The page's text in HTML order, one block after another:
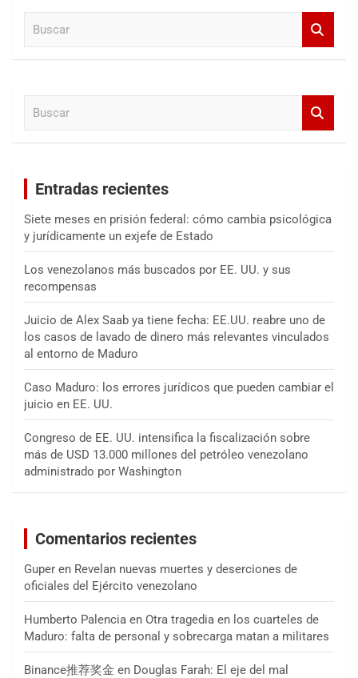
Entradas recientes
Siete meses en prisión federal: cómo cambia psicológica
y jurídicamente un exjefe de Estado
Los venezolanos más buscados por EE. UU. y sus
recompensas
Juicio de Alex Saab ya tiene fecha: EE.UU. reabre uno de
los casos de lavado de dinero más relevantes vinculados
al entorno de Maduro
Caso Maduro: los errores jurídicos que pueden cambiar el
juicio en EE. UU.
Congreso de EE. UU. intensifica la fiscalización sobre
más de USD 13.000 millones del petróleo venezolano
administrado por Washington
Comentarios recientes
Guper en Revelan nuevas muertes y deserciones de
oficiales del Ejército venezolano
Humberto Palencia en Otra tragedia en los cuarteles de
Maduro: falta de personal y sobrecarga matan a militares
Binance推荐奖金 en Douglas Farah: El eje del mal